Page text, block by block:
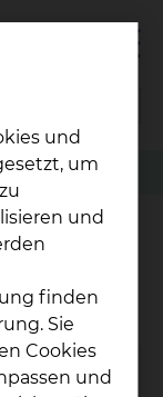
und
um
und
finden
Sie
Cookies
und